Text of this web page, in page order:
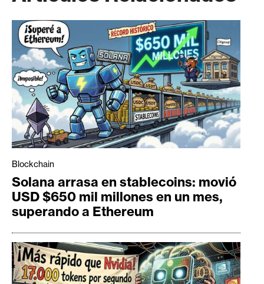
Blockchain
Solana arrasa en stablecoins: movió
USD $650 mil millones en un mes,
superando a Ethereum